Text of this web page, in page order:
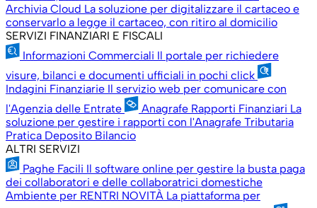
Archivia Cloud La soluzione per digitalizzare il cartaceo e
conservarlo a legge il cartaceo, con ritiro al domicilio
SERVIZI FINANZIARI E FISCALI
Informazioni Commerciali Il portale per richiedere
visure, bilanci e documenti ufficiali in pochi click
Indagini Finanziarie Il servizio web per comunicare con
l'Agenzia delle Entrate
Anagrafe Rapporti Finanziari La
soluzione per gestire i rapporti con l'Anagrafe Tributaria
Pratica Deposito Bilancio
ALTRI SERVIZI
Paghe Facili Il software online per gestire la busta paga
dei collaboratori e delle collaboratrici domestiche
Ambiente per RENTRI NOVITÀ La piattaforma per